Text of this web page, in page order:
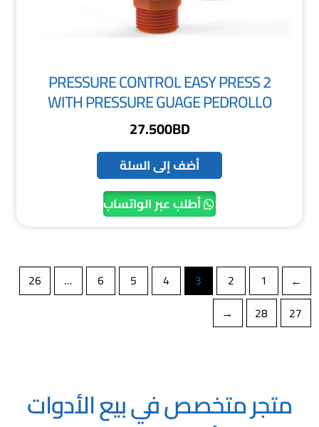
PRESSURE CONTROL EASY PRESS 2
WITH PRESSURE GUAGE PEDROLLO
27.500BD
أضف إلى السلة
أطلب عبر الواتساب
→
1
2
3
4
5
6
…
26
27
28
←
متجر متخصص في بيع الأدوات